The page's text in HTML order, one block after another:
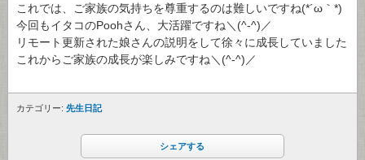
これでは、ご家族の気持ちを尊重するのは難しいですね(*´ω｀*)
今回もイタコのPoohさん、大活躍ですね＼(^-^)／
リモート更新された娘さんの説明をして徐々に成長していました
これからご家族の成長が楽しみですね＼(^-^)／
カテゴリー: 先生日記
シェアする